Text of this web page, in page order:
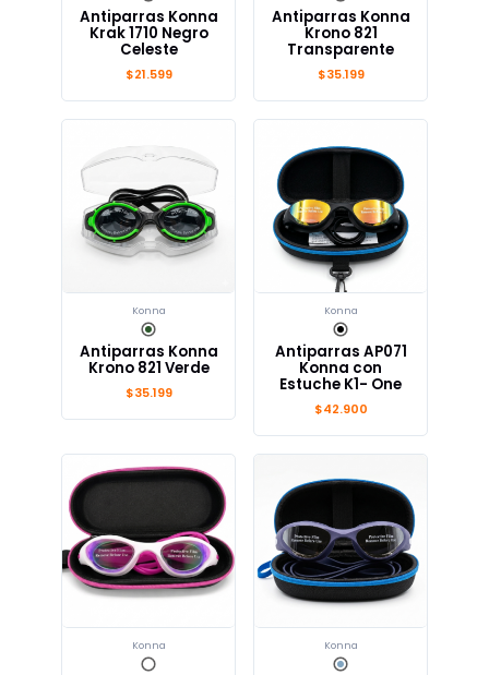
Antiparras Konna
Krak 1710 Negro
Celeste
$21.599
Antiparras Konna
Krono 821
Transparente
$35.199
Konna
Antiparras Konna
Krono 821 Verde
$35.199
Konna
Antiparras AP071
Konna con
Estuche K1- One
$42.900
Konna Konna